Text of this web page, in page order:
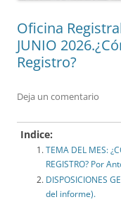
Oficina
JUNIO
Registro?
Deja un comentario
Indice:
TEMA DEL MES:
REGISTRO? Por
DISPOSICIONES
del informe).